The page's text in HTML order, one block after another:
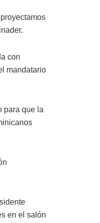
con
mandatario
para que la
en el salón